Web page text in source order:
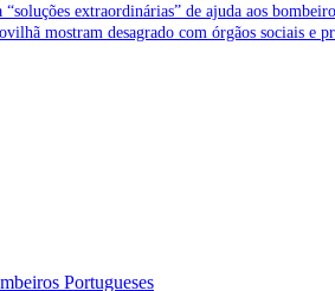
extraordinárias” de ajuda aos
mostram desagrado com órgãos sociais e